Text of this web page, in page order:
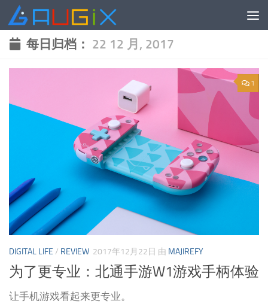
跳至内容
每日归档： 22 12 月, 2017
1
DIGITAL LIFE / REVIEW 2017年12月22日 由 MAJIREFY
为了更专业：北通手游W1游戏手柄体验
让手机游戏看起来更专业。